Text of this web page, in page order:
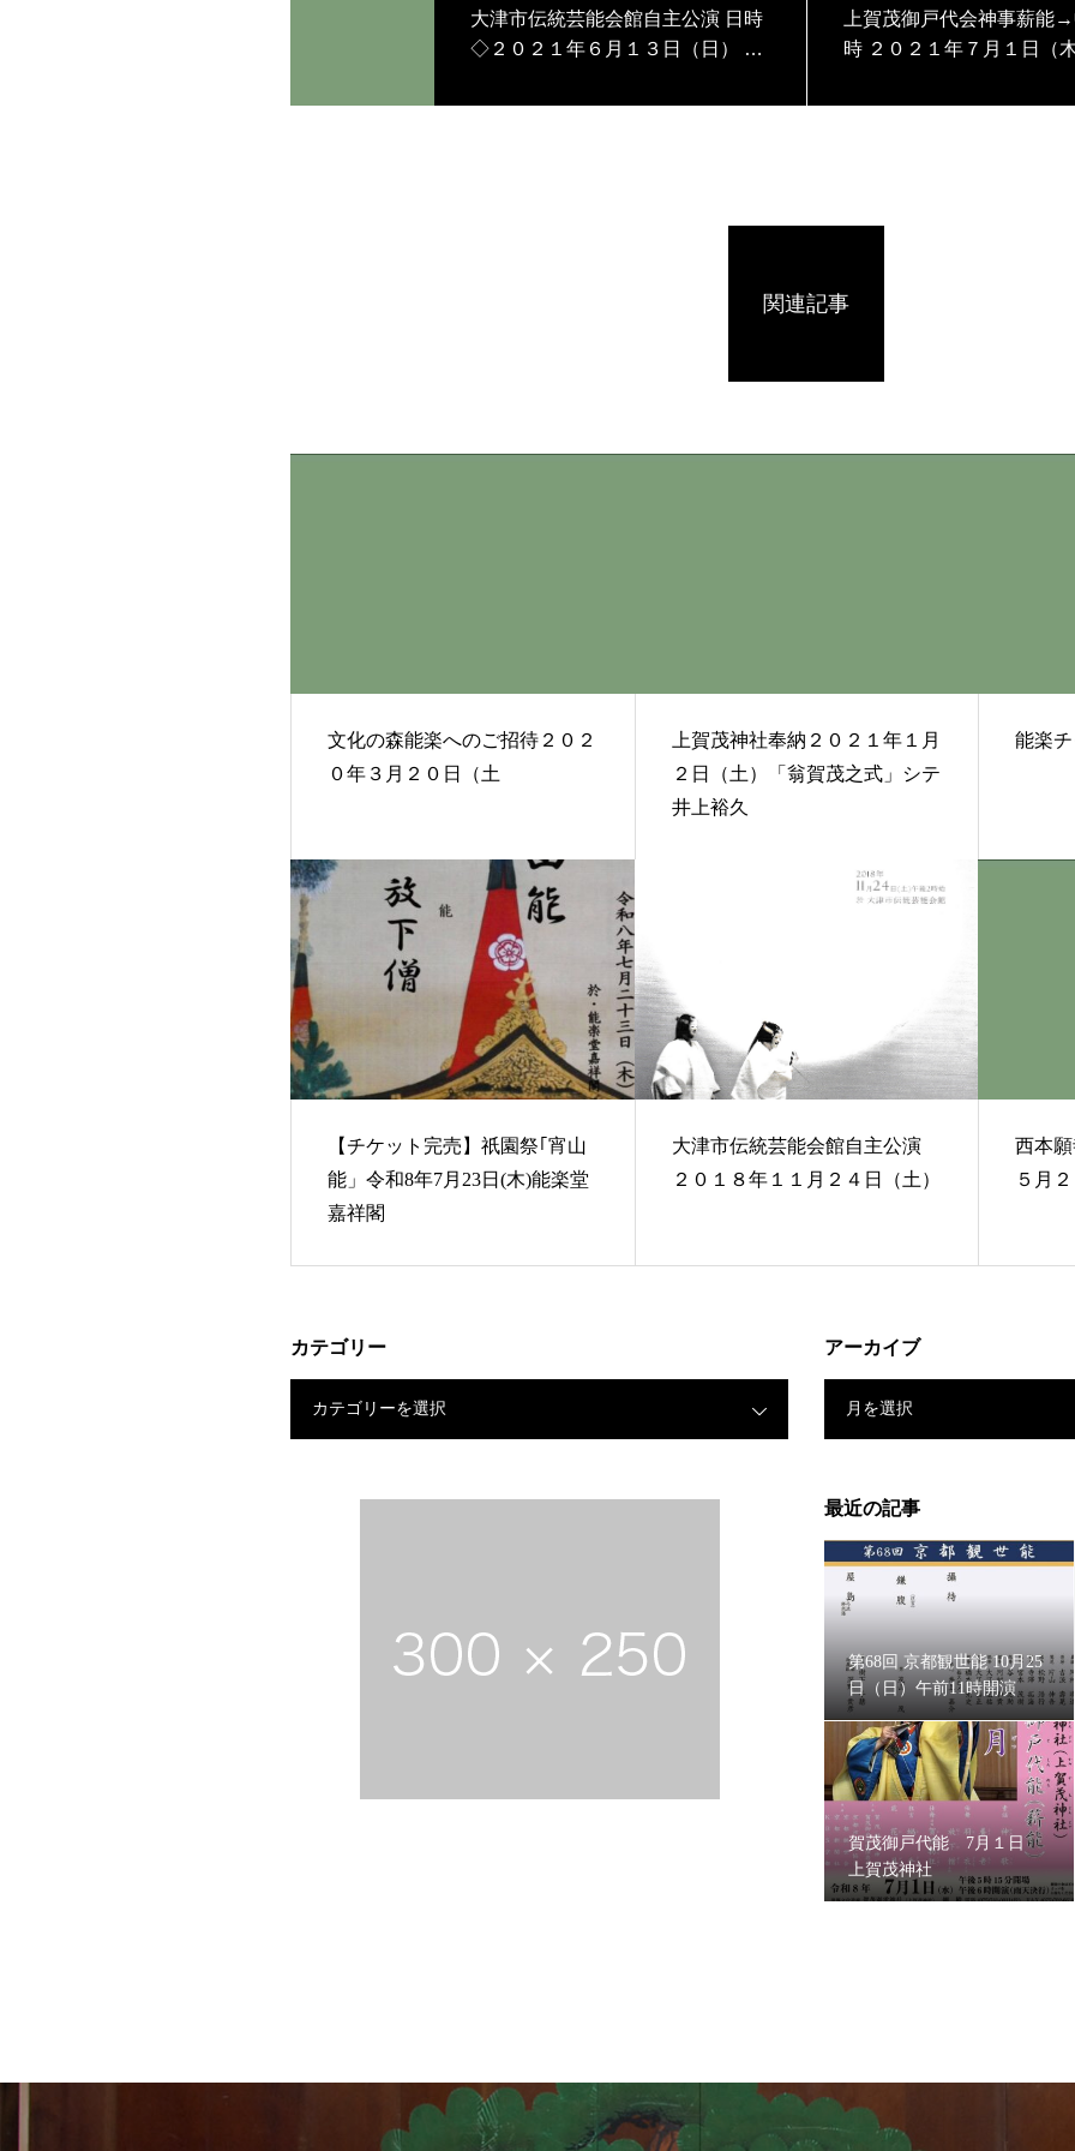
大津市伝統芸能会館自主公演 日時
◇２０２１年６月１３日（日） 会
替之型」シテ井上裕久
上賀茂御戸代会神事薪能→中
時 ２０２１年７月１日（木
関連記事
文化の森能楽へのご招待２０２
０年３月２０日（土
上賀茂神社奉納２０２１年１月
２日（土）「翁賀茂之式」シテ
井上裕久
能楽
【チケット完売】祇園祭｢宵山
能」令和8年7月23日(木)能楽堂
嘉祥閣
大津市伝統芸能会館自主公演
２０１８年１１月２４日（土）
西本願寺
５月
カテゴリー
カテゴリーを選択
アーカイブ
月を選択
最近の記事
第68回 京都観世能 10月25
日（日）午前11時開演
賀茂御戸代能 7月１日
上賀茂神社